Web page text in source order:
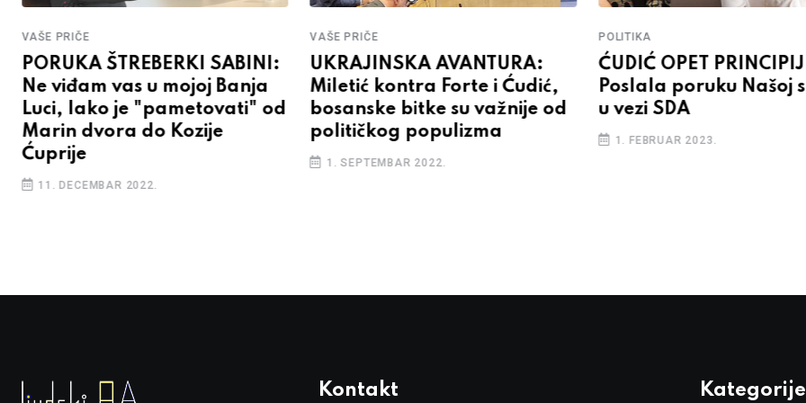
VAŠE PRIČE
PORUKA ŠTREBERKI SABINI:
Ne viđam vas u mojoj Banja
Luci, lako je "pametovati" od
Marin dvora do Kozije
Ćuprije
11. DECEMBAR 2022.
VAŠE PRIČE
UKRAJINSKA AVANTURA:
Miletić kontra Forte i Ćudić,
bosanske bitke su važnije od
političkog populizma
1. SEPTEMBAR 2022.
POLITIKA
ĆUDIĆ OPET
Poslala poruku Našoj
u vezi SDA
1. FEBRUAR 2023.
Kontakt Kategorije